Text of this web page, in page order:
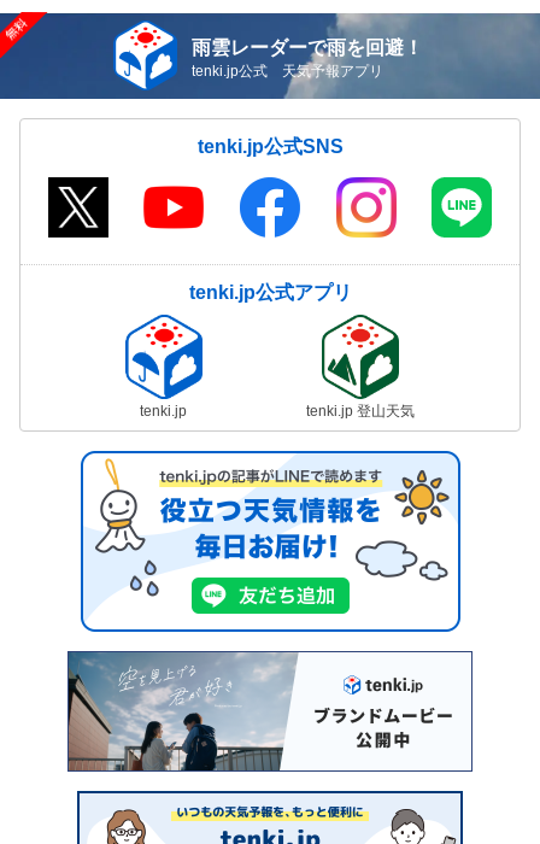
雨雲レーダーで雨を回避！
tenki.jp公式 天気予報アプリ
tenki.jp公式SNS
tenki.jp公式アプリ
tenki.jp tenki.jp 登山天気